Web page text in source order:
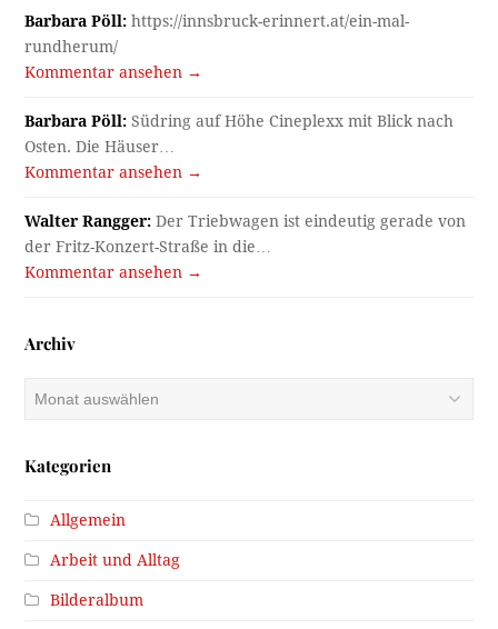
Barbara Pöll: https://innsbruck-erinnert.at/ein-mal-
rundherum/
Kommentar ansehen →
Barbara Pöll: Südring auf Höhe Cineplexx mit Blick nach
Osten. Die Häuser…
Kommentar ansehen →
Walter Rangger: Der Triebwagen ist eindeutig gerade von
der Fritz-Konzert-Straße in die…
Kommentar ansehen →
Archiv
Kategorien
Allgemein
Arbeit und Alltag
Bilderalbum